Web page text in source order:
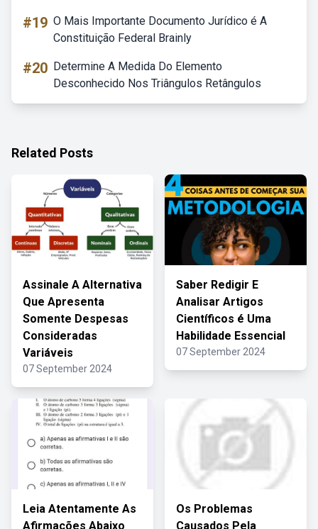
#19 O Mais Importante Documento Jurídico é A
Constituição Federal Brainly
#20 Determine A Medida Do Elemento
Desconhecido Nos Triângulos Retângulos
Related Posts
Assinale A Alternativa
Que Apresenta
Somente Despesas
Consideradas
Variáveis
07 September 2024
Saber Redigir E
Analisar Artigos
Científicos é Uma
Habilidade Essencial
07 September 2024
Leia Atentamente As
Afirmações Abaixo
Os Problemas
Causados Pela